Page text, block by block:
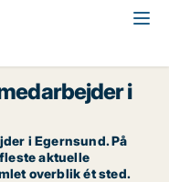
i
i Egernsund. På
aktuelle
overblik ét sted.